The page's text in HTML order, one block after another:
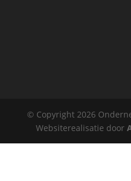
© Copyright 2026
Websiterealisatie door